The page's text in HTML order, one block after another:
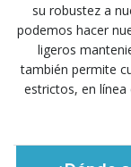
su robustez a
podemos hacer
ligeros
también permite
estrictos, en